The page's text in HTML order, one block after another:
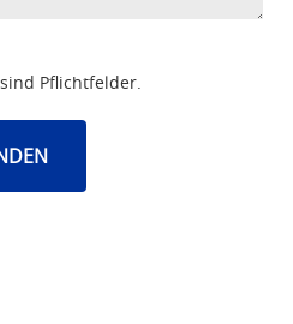
Pflichtfelder.